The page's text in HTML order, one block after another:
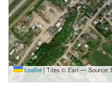
Leaflet|Tiles © Esri — Source: